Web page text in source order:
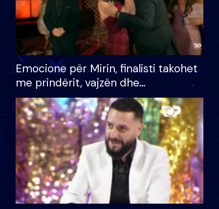
Emocione për Mirin, finalisti takohet
me prindërit, vajzën dhe
bashkëshorten: S’kemi ndonjë letër
divorci apo jo?